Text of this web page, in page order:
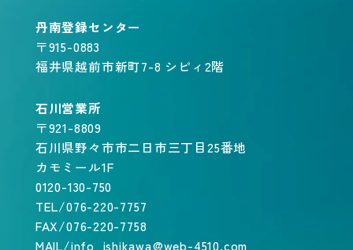
丹南登録センター
〒915-0883
福井県越前市新町7-8 シピィ2階
石川営業所
〒921-8809
石川県野々市市二日市三丁目25番地
カモミール1F
0120-130-750
TEL/076-220-7757
FAX/076-220-7758
MAIL/info_ishikawa@web-4510.com